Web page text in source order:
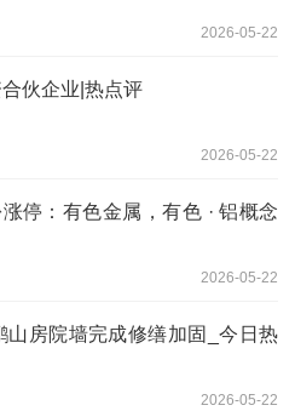
2026-05-22
伙企业|热点评
2026-05-22
停：有色金属，有色 · 铝概念
2026-05-22
房院墙完成修缮加固_今日热
2026-05-22